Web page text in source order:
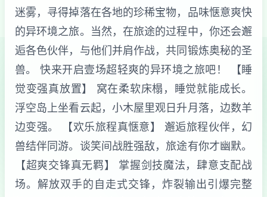
迷雾，寻得掉落在各地的珍稀宝物，品味惬意爽快
的异环境之旅。当然，在旅途的过程中，你还会邂
逅各色伙伴，与他们并肩作战，共同锻炼奥秘的圣
兽。 快来开启壹场超轻爽的异环境之旅吧！ 【睡
觉变强真放置】 窝在柔软床榻，睡觉就能成长。
浮空岛上坐看云起，小木屋里观日升月落，边数羊
边变强。 【欢乐旅程真惬意】 邂逅旅程伙伴，幻
兽结伴同游。谈笑间战胜强敌，旅途有你才幽默。
【超爽交锋真无羁】 掌握剑技魔法，肆意支配战
场。解放双手的自走式交锋，炸裂输出引爆完整